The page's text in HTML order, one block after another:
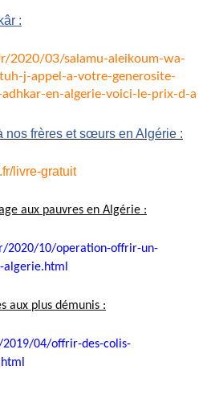
:
2020/03/salamu-aleikoum-wa-
j-appel-a-votre-generosite-
en-algerie-voici-le-prix-d-a
nos frères et sœurs en Algérie :
livre-gratuit
aux pauvres en Algérie :
2020/10/operation-offrir-un-
algerie.html
aux plus démunis :
2019/04/offrir-des-colis-